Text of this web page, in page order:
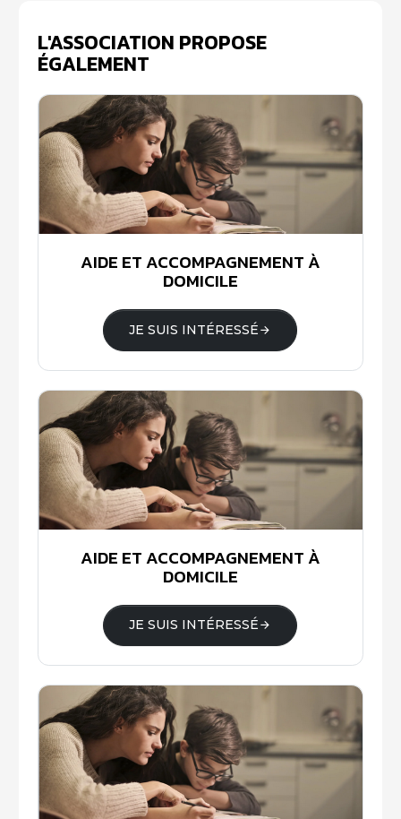
L'ASSOCIATION PROPOSE
ÉGALEMENT
AIDE ET ACCOMPAGNEMENT À
DOMICILE
JE SUIS INTÉRESSÉ
AIDE ET ACCOMPAGNEMENT À
DOMICILE
JE SUIS INTÉRESSÉ